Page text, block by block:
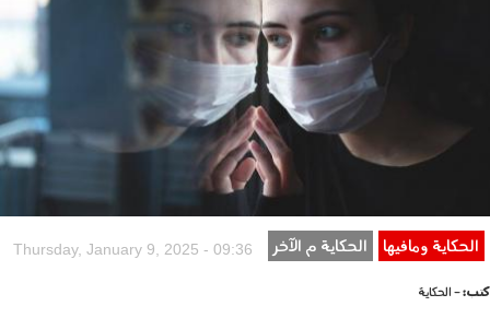
الحكاية ومافيها الحكاية م الآخر Thursday, January 9, 2025 - 09:36
كتب:- الحكاية